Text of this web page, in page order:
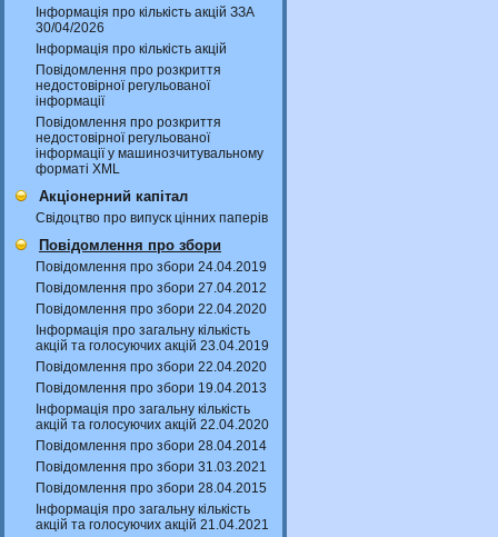
Інформація про кількість акцій ЗЗА
30/04/2026
Інформація про кількість акцій
Повідомлення про розкриття
недостовірної регульованої
інформації
Повідомлення про розкриття
недостовірної регульованої
інформації у машинозчитувальному
форматі XML
Акціонерний капітал
Свідоцтво про випуск цінних паперів
Повідомлення про збори
Повідомлення про збори 24.04.2019
Повідомлення про збори 27.04.2012
Повідомлення про збори 22.04.2020
Інформація про загальну кількість
акцій та голосуючих акцій 23.04.2019
Повідомлення про збори 22.04.2020
Повідомлення про збори 19.04.2013
Інформація про загальну кількість
акцій та голосуючих акцій 22.04.2020
Повідомлення про збори 28.04.2014
Повідомлення про збори 31.03.2021
Повідомлення про збори 28.04.2015
Інформація про загальну кількість
акцій та голосуючих акцій 21.04.2021